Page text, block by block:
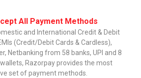
All Payment Methods
and International Credit & Debit
(Credit/Debit Cards & Cardless),
Netbanking from 58 banks, UPI and 8
Razorpay provides the most
set of payment methods.